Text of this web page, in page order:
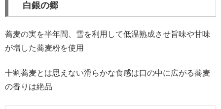
白銀の郷
蕎麦の実を半年間、雪を利用して低温熟成させ旨味や甘味
が増した蕎麦粉を使用
十割蕎麦とは思えない滑らかな食感は口の中に広がる蕎麦
の香りは絶品